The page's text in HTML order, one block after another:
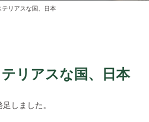
テリアスな国、日本
リアスな国、日本
しました。